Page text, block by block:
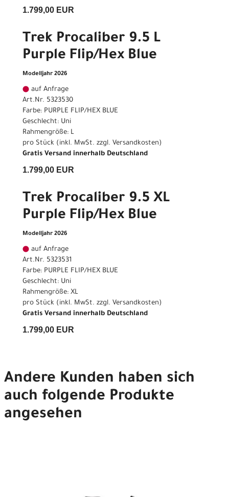
1.799,00 EUR
Trek Procaliber 9.5 L
Purple Flip/Hex Blue
Modelljahr 2026
auf Anfrage
Art.Nr. 5323530
Farbe: PURPLE FLIP/HEX BLUE
Geschlecht: Uni
Rahmengröße: L
pro Stück (inkl. MwSt. zzgl. Versandkosten)
Gratis Versand innerhalb Deutschland
1.799,00 EUR
Trek Procaliber 9.5 XL
Purple Flip/Hex Blue
Modelljahr 2026
auf Anfrage
Art.Nr. 5323531
Farbe: PURPLE FLIP/HEX BLUE
Geschlecht: Uni
Rahmengröße: XL
pro Stück (inkl. MwSt. zzgl. Versandkosten)
Gratis Versand innerhalb Deutschland
1.799,00 EUR
Andere Kunden haben sich
auch folgende Produkte
angesehen